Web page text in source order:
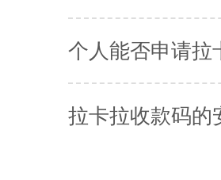
个人能否申请拉
拉卡拉收款码的